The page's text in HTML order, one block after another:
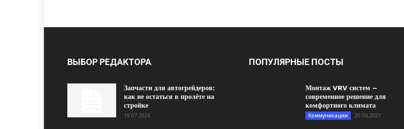
ВЫБОР РЕДАКТОРА
Запчасти для автогрейдеров:
как не остаться в пролёте на
стройке
19.07.2026
ПОПУЛЯРНЫЕ ПОСТЫ
Монтаж VRV систем –
современное решение для
комфортного климата
Коммуникации 20.06.2021